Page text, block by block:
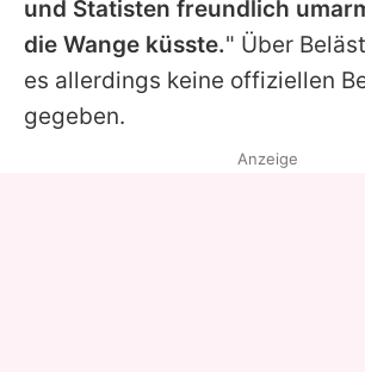
und Statisten freundlich
die Wange küsste." Über
es allerdings keine offiziellen
gegeben.
Anzeige